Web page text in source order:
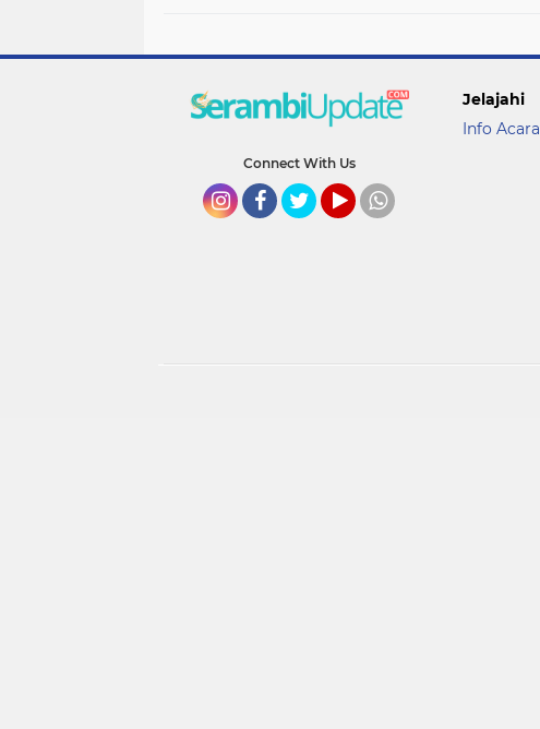
Connect With Us
Jelajahi
Info Acara